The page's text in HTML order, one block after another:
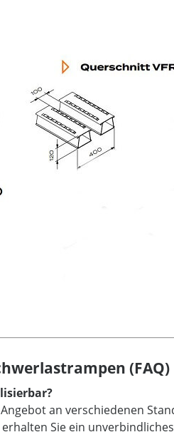
(FAQ)
an verschiedenen
Sie ein